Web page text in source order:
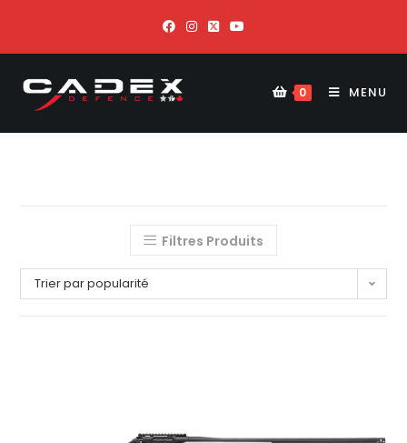
0 MENU
Filtres Produits
Trier par popularité